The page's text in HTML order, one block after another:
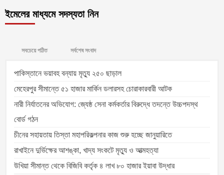
ইমেলের মাধ্যমে সদস্যতা নিন
সবচেয়ে পঠিত সর্বশেষ সংবাদ
পাকিস্তানে ভয়াবহ বন্যায় মৃত্যু ২৫০ ছাড়াল
মেহেরপুর সীমান্তে ৫১ হাজার মার্কিন ডলারসহ চোরাকারবারী আটক
নারী নির্যাতনের অভিযোগ: জ্যেষ্ঠ সেনা কর্মকর্তার বিরুদ্ধে তদন্তে উচ্চপদস্থ
বোর্ড গঠন
চীনের সহায়তায় তিস্তা মহাপরিকল্পনার কাজ শুরু হচ্ছে জানুয়ারিতে
রাখাইনে দুর্ভিক্ষের আশঙ্কা, খাদ্য সংকটে মৃত্যু ও আত্মহত্যা
উখিয়া সীমান্ত থেকে বিজিবি কর্তৃক ৪ লাখ ৮০ হাজার ইয়াবা উদ্ধার